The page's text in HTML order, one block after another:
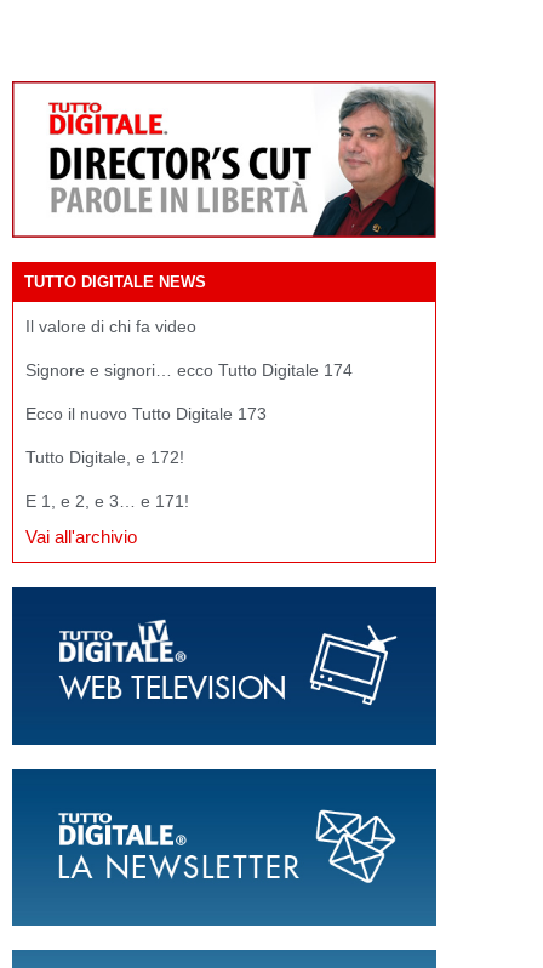
TUTTO DIGITALE NEWS
Il valore di chi fa video
Signore e signori… ecco Tutto Digitale 174
Ecco il nuovo Tutto Digitale 173
Tutto Digitale, e 172!
E 1, e 2, e 3… e 171!
Vai all'archivio